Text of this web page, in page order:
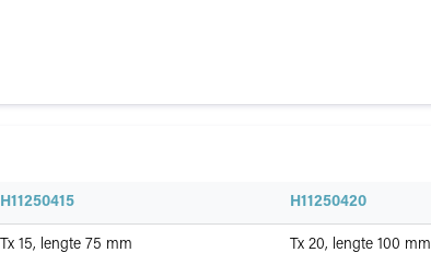
H11250415 H11250420
Tx 15, lengte 75 mm Tx 20, lengte 100 mm